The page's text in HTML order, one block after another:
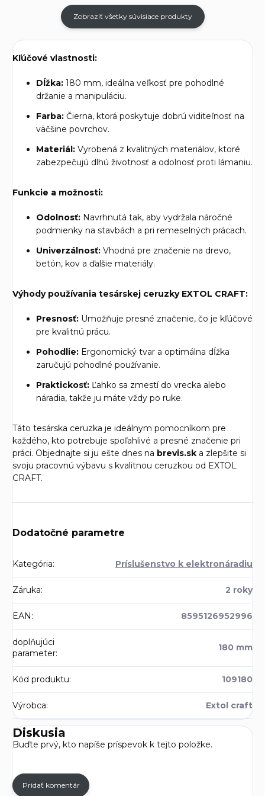
Zobraziť všetky súvisiace produkty
Kľúčové vlastnosti:
Dĺžka: 180 mm, ideálna veľkosť pre pohodlné
držanie a manipuláciu.
Farba: Čierna, ktorá poskytuje dobrú viditeľnosť na
väčšine povrchov.
Materiál: Vyrobená z kvalitných materiálov, ktoré
zabezpečujú dlhú životnosť a odolnosť proti lámaniu.
Funkcie a možnosti:
Odolnosť: Navrhnutá tak, aby vydržala náročné
podmienky na stavbách a pri remeselných prácach.
Univerzálnosť: Vhodná pre značenie na drevo,
betón, kov a ďalšie materiály.
Výhody používania tesárskej ceruzky EXTOL CRAFT:
Presnosť: Umožňuje presné značenie, čo je kľúčové
pre kvalitnú prácu.
Pohodlie: Ergonomický tvar a optimálna dĺžka
zaručujú pohodlné používanie.
Praktickosť: Ľahko sa zmestí do vrecka alebo
náradia, takže ju máte vždy po ruke.
Táto tesárska ceruzka je ideálnym pomocníkom pre
každého, kto potrebuje spoľahlivé a presné značenie pri
práci. Objednajte si ju ešte dnes na brevis.sk a zlepšite si
svoju pracovnú výbavu s kvalitnou ceruzkou od EXTOL
CRAFT.
Dodatočné parametre
Kategória: Príslušenstvo k elektronáradiu
Záruka: 2 roky
EAN: 8595126952996
doplňujúci
parameter:
180 mm
Kód produktu: 109180
Výrobca: Extol craft
Diskusia
Buďte prvý, kto napíše príspevok k tejto položke.
Pridať komentár